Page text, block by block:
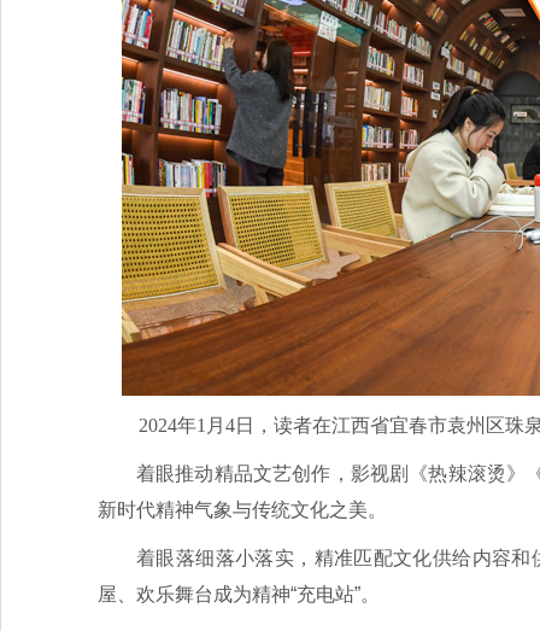
2024年1月4日，读者在江西省宜春市袁州区
着眼推动精品文艺创作，影视剧《热辣滚烫》
新时代精神气象与传统文化之美。
着眼落细落小落实，精准匹配文化供给内容和
屋、欢乐舞台成为精神“充电站”。